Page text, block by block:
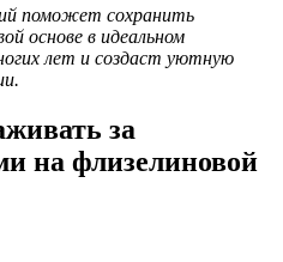
поможет сохранить
основе в идеальном
лет и создаст уютную
за
на флизелиновой